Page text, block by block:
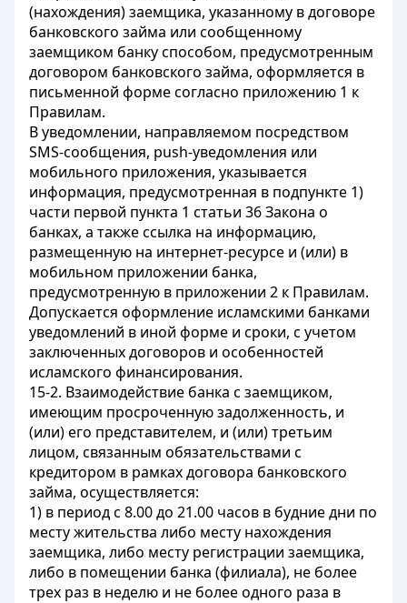
(нахождения) заемщика, указанному в договоре
банковского займа или сообщенному
заемщиком банку способом, предусмотренным
договором банковского займа, оформляется в
письменной форме согласно приложению 1 к
Правилам.
В уведомлении, направляемом посредством
SMS-сообщения, push-уведомления или
мобильного приложения, указывается
информация, предусмотренная в подпункте 1)
части первой пункта 1 статьи 36 Закона о
банках, а также ссылка на информацию,
размещенную на интернет-ресурсе и (или) в
мобильном приложении банка,
предусмотренную в приложении 2 к Правилам.
Допускается оформление исламскими банками
уведомлений в иной форме и сроки, с учетом
заключенных договоров и особенностей
исламского финансирования.
15-2. Взаимодействие банка с заемщиком,
имеющим просроченную задолженность, и
(или) его представителем, и (или) третьим
лицом, связанным обязательствами с
кредитором в рамках договора банковского
займа, осуществляется:
1) в период с 8.00 до 21.00 часов в будние дни по
месту жительства либо месту нахождения
заемщика, либо месту регистрации заемщика,
либо в помещении банка (филиала), не более
трех раз в неделю и не более одного раза в